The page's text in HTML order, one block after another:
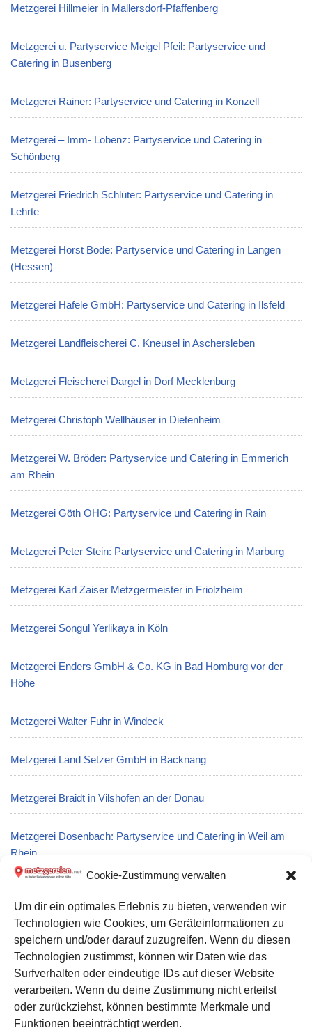
Cookie-Zustimmung verwalten
Um dir ein optimales Erlebnis zu bieten, verwenden wir
Technologien wie Cookies, um Geräteinformationen zu
speichern und/oder darauf zuzugreifen. Wenn du diesen
Technologien zustimmst, können wir Daten wie das
Surfverhalten oder eindeutige IDs auf dieser Website
verarbeiten. Wenn du deine Zustimmung nicht erteilst
oder zurückziehst, können bestimmte Merkmale und
Funktionen beeinträchtigt werden.
Metzgerei Hillmeier in Mallersdorf-Pfaffenberg
Metzgerei u. Partyservice Meigel Pfeil: Partyservice und
Catering in Busenberg
Metzgerei Rainer: Partyservice und Catering in Konzell
Metzgerei – Imm- Lobenz: Partyservice und Catering in
Schönberg
Metzgerei Friedrich Schlüter: Partyservice und Catering in
Lehrte
Metzgerei Horst Bode: Partyservice und Catering in Langen
(Hessen)
Metzgerei Häfele GmbH: Partyservice und Catering in Ilsfeld
Metzgerei Landfleischerei C. Kneusel in Aschersleben
Metzgerei Fleischerei Dargel in Dorf Mecklenburg
Metzgerei Christoph Wellhäuser in Dietenheim
Metzgerei W. Bröder: Partyservice und Catering in Emmerich
am Rhein
Metzgerei Göth OHG: Partyservice und Catering in Rain
Metzgerei Peter Stein: Partyservice und Catering in Marburg
Metzgerei Karl Zaiser Metzgermeister in Friolzheim
Metzgerei Songül Yerlikaya in Köln
Metzgerei Enders GmbH & Co. KG in Bad Homburg vor der
Höhe
Metzgerei Walter Fuhr in Windeck
Metzgerei Land Setzer GmbH in Backnang
Metzgerei Braidt in Vilshofen an der Donau
Metzgerei Dosenbach: Partyservice und Catering in Weil am
Rhein
Metzgerei Karl Brauchle: Partyservice und Catering in
Bergatreute
Kontakt zu uns